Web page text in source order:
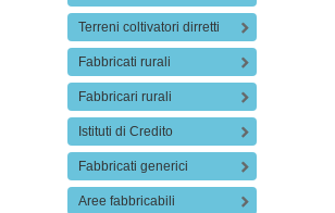
Terreni coltivatori dirretti
Fabbricati rurali
Fabbricari rurali
Istituti di Credito
Fabbricati generici
Aree fabbricabili